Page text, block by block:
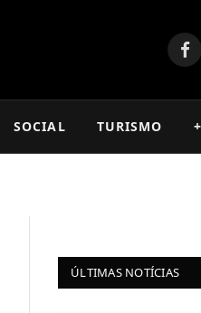
SOCIAL TURISMO
ÚLTIMAS NOTÍCIAS